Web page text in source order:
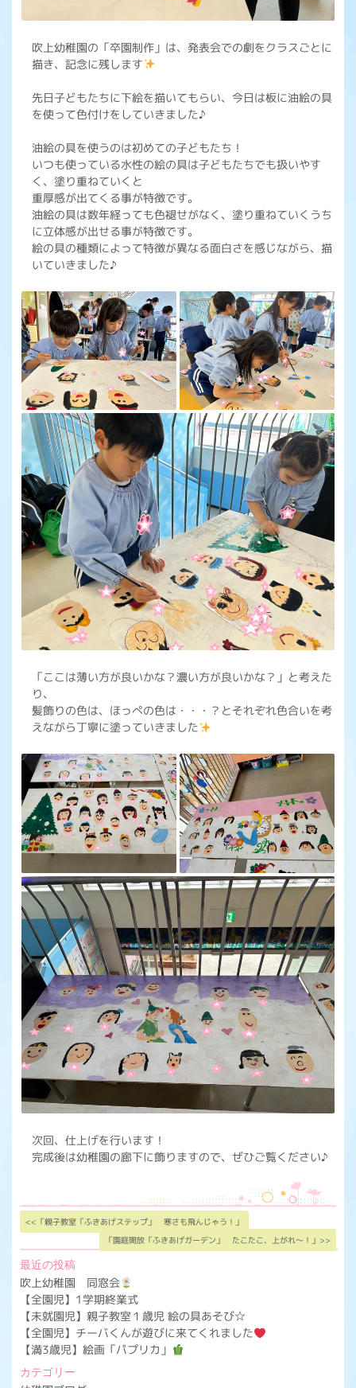
吹上幼稚園の「卒園制作」は、発表会での劇をクラスごとに
描き、記念に残します
先日子どもたちに下絵を描いてもらい、今日は板に油絵の具
を使って色付けをしていきました♪
油絵の具を使うのは初めての子どもたち！
いつも使っている水性の絵の具は子どもたちでも扱いやす
く、塗り重ねていくと
重厚感が出てくる事が特徴です。
油絵の具は数年経っても色褪せがなく、塗り重ねていくうち
に立体感が出せる事が特徴です。
絵の具の種類によって特徴が異なる面白さを感じながら、描
いていきました♪
「ここは薄い方が良いかな？濃い方が良いかな？」と考えた
り、
髪飾りの色は、ほっぺの色は・・・？とそれぞれ色合いを考
えながら丁寧に塗っていきました
次回、仕上げを行います！
完成後は幼稚園の廊下に飾りますので、ぜひご覧ください♪
<<「親子教室「ふきあげステップ」 寒さも飛んじゃう！」
「園庭開放「ふきあげガーデン」 たこたこ、上がれ～！」>>
最近の投稿
吹上幼稚園 同窓会
【全園児】1学期終業式
【未就園児】親子教室１歳児 絵の具あそび☆
【全園児】チーバくんが遊びに来てくれました
【満3歳児】絵画「パプリカ」
カテゴリー